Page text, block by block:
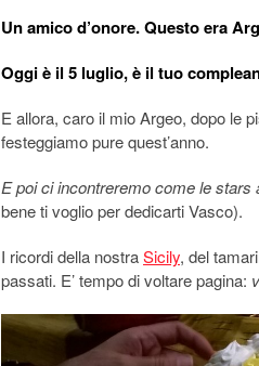
Un amico d’onore. Questo era
Oggi è il 5 luglio, è il tuo
E allora, caro il mio Argeo, dopo le
festeggiamo pure quest’anno.
E poi ci incontreremo come le
bene ti voglio per dedicarti Vasco).
I ricordi della nostraSicily, del
passati. E’ tempo di voltare pagina: